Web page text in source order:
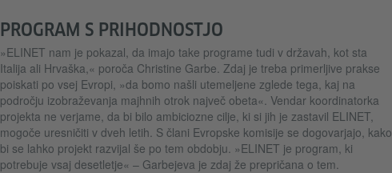
PROGRAM S PRIHODNOSTJO
»ELINET nam je pokazal, da imajo take programe tudi v državah, kot sta
Italija ali Hrvaška,« poroča Christine Garbe. Zdaj je treba primerljive prakse
poiskati po vsej Evropi, »da bomo našli utemeljene zglede tega, kaj na
področju izobraževanja majhnih otrok največ obeta«. Vendar koordinatorka
projekta ne verjame, da bi bilo ambiciozne cilje, ki si jih je zastavil ELINET,
mogoče uresničiti v dveh letih. S člani Evropske komisije se dogovarjajo, kako
bi se lahko projekt razvijal še po tem obdobju. »ELINET je program, ki
potrebuje vsaj desetletje« – Garbejeva je zdaj že prepričana o tem.